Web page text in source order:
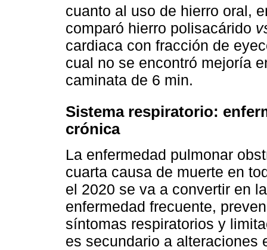
cuanto al uso de hierro oral,
comparó hierro polisacárido
cardiaca con fracción de
cual no se encontró mejoría
caminata de 6 min.
Sistema respiratorio:
crónica
La enfermedad pulmonar
cuarta causa de muerte en
el 2020 se va a convertir en
enfermedad frecuente,
síntomas respiratorios y
es secundario a alteraciones